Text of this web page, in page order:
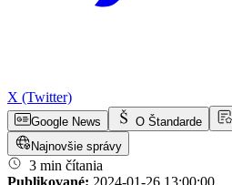
X (Twitter)
Google News O Štandarde
Najnovšie správy
3 min čítania